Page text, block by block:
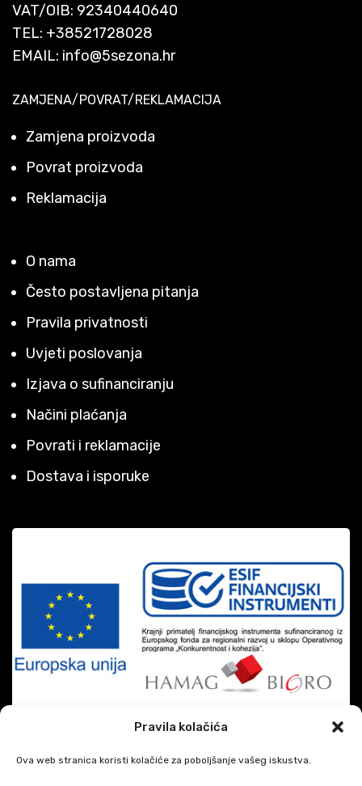
Pravila kolačića
Ova web stranica koristi kolačiće za poboljšanje vašeg iskustva.
VAT/OIB: 92340440640
TEL: +38521728028
EMAIL: info@5sezona.hr
ZAMJENA/POVRAT/REKLAMACIJA
Zamjena proizvoda
Povrat proizvoda
Reklamacija
O nama
Često postavljena pitanja
Pravila privatnosti
Uvjeti poslovanja
Izjava o sufinanciranju
Načini plaćanja
Povrati i reklamacije
Dostava i isporuke